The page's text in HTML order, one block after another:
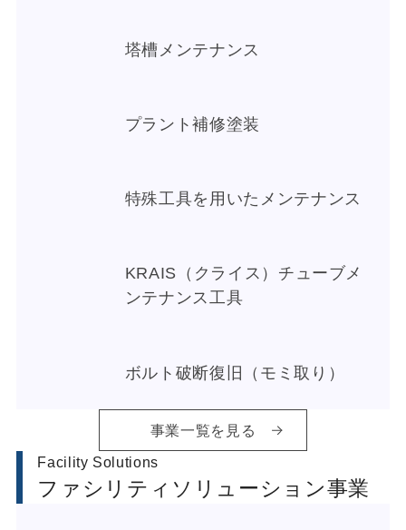
塔槽メンテナンス
プラント補修塗装
特殊工具を用いたメンテナンス
KRAIS（クライス）チューブメ
ンテナンス工具
ボルト破断復旧（モミ取り）
事業一覧を見る
Facility Solutions
ファシリティソリューション事業